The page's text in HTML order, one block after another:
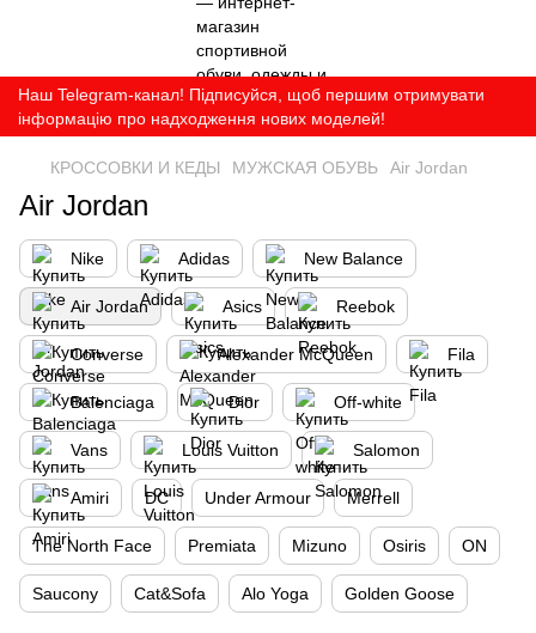
Наш Telegram-канал! Підписуйся, щоб першим отримувати
інформацію про надходження нових моделей!
КРОССОВКИ И КЕДЫ МУЖСКАЯ ОБУВЬ Air Jordan
Air Jordan
Nike Adidas New Balance
Air Jordan Asics Reebok
Converse Alexander McQueen Fila
Balenciaga Dior Off-white
Vans Louis Vuitton Salomon
Amiri DC Under Armour Merrell
The North Face Premiata Mizuno Osiris ON
Saucony Cat&Sofa Alo Yoga Golden Goose